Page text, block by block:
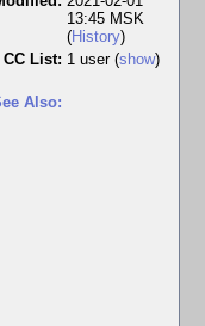
13:45 MSK
(History)
CC List: 1 user (show)
Also: